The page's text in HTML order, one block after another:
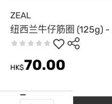
ZEAL
纽西兰牛仔筋圈 (125g) -
HK$70.00